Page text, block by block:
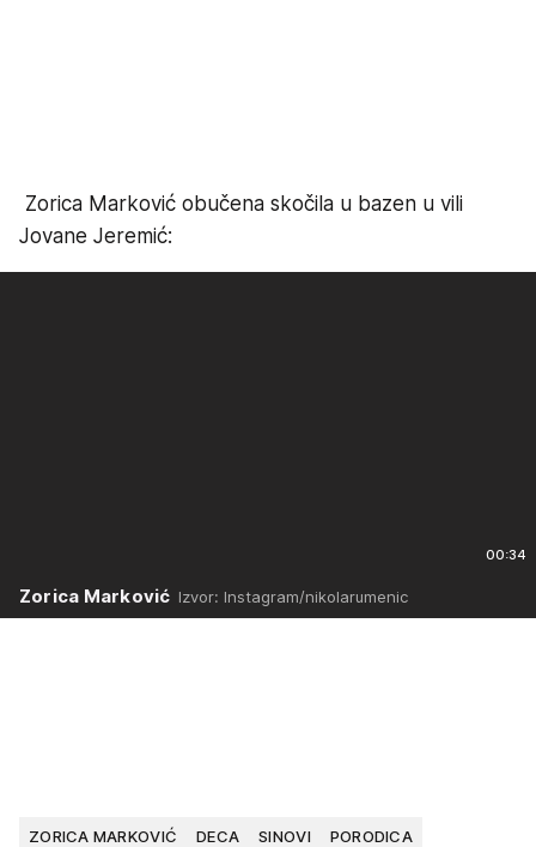
Zorica Marković obučena skočila u bazen u vili
Jovane Jeremić:
00:34
Zorica Marković Izvor: Instagram/nikolarumenic
ZORICA MARKOVIĆ DECA SINOVI PORODICA